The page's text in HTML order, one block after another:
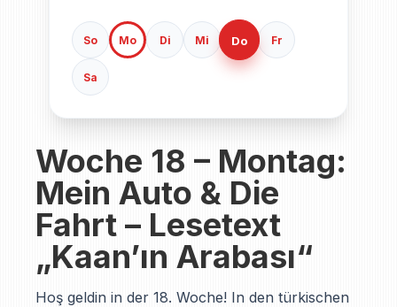
So Mo Di Mi Do Fr
Sa
Woche 18 – Montag:
Mein Auto & Die
Fahrt – Lesetext
„Kaan’ın Arabası“
Hoş geldin in der 18. Woche! In den türkischen